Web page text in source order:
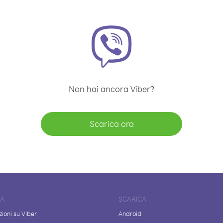
Non hai ancora Viber?
Scarica ora
su Viber
SCARICA
Android